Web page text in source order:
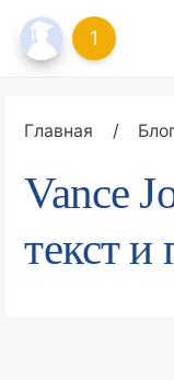
1
Главная /
Vance
текст и